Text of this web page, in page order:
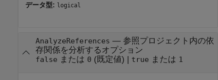
データ型: logical
AnalyzeReferences — 参照プロジェクト内の依
存関係を分析するオプション
false または 0 (既定値) | true または 1